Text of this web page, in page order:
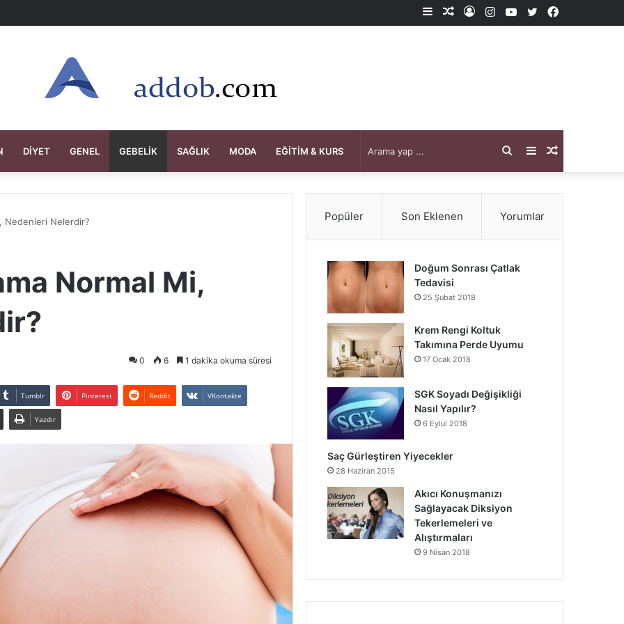
Facebook
X
YouTube
Instagram
Kayıt
Rastgele
Kenar
DIYET GENEL GEBELIK SAĞLIK MODA EĞITIM & KURS Rastgele
Makale
Kenar
Bölmesi
Arama
yap
Nedenleri Nelerdir?
Normal Mi,
0 6 1 dakika okuma süresi
Tumblr Pinterest Reddit VKontakte
Yazdır
Popüler Son Eklenen Yorumlar
Doğum Sonrası Çatlak
Tedavisi
25 Şubat 2018
Krem Rengi Koltuk
Takımına Perde Uyumu
17 Ocak 2018
SGK Soyadı Değişikliği
Nasıl Yapılır?
6 Eylül 2018
Saç Gürleştiren Yiyecekler
28 Haziran 2015
Akıcı Konuşmanızı
Sağlayacak Diksiyon
Tekerlemeleri ve
Alıştırmaları
9 Nisan 2018